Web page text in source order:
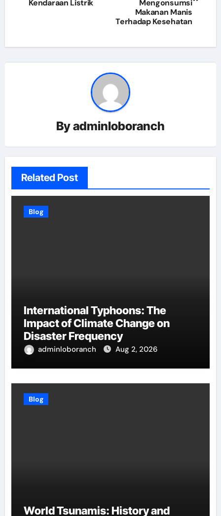
Kendaraan Listrik
Mengonsumsi
Makanan Manis
Terhadap Kesehatan
Byadminloboranch
Related Post
Blog
International Typhoons: The
Impact of Climate Change on
Disaster Frequency
adminloboranch Aug 2, 2026
Blog
World Tsunamis: History and